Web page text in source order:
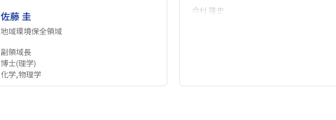
佐藤 圭
地域環境保全領域
副領域長
博士(理学)
化学,物理学
今村 隆史